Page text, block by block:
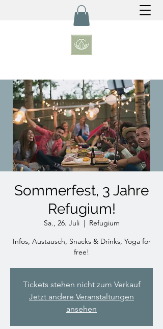
Sommerfest, 3 Jahre
Refugium!
Sa., 26. Juli
  |
Refugium
Infos, Austausch, Snacks & Drinks, Yoga for
free!
Tickets stehen nicht zum Verkauf
Jetzt andere Veranstaltungen
ansehen